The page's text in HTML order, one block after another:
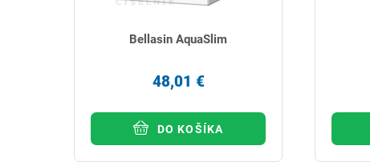
Bellasin AquaSlim
48,01 €
DO KOŠÍKA